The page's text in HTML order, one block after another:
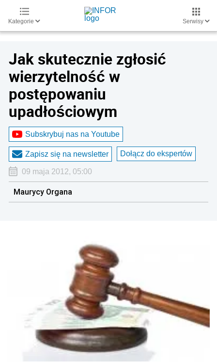
Kategorie Serwisy
Jak skutecznie zgłosić
wierzytelność w
postępowaniu
upadłościowym
Subskrybuj nas na Youtube
Zapisz się na newsletter Dołącz do ekspertów
09 maja 2012, 05:00
Maurycy Organa